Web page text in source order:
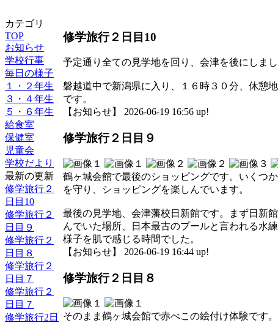
カテゴリ
TOP
お知らせ
学校行事
毎日の様子
１・２年生
３・４年生
５・６年生
給食室
保健室
児童会
学校だより
最新の更新
修学旅行２
日目10
修学旅行２
日目９
修学旅行２
日目８
修学旅行２
日目７
修学旅行２
日目７
修学旅行2日
修学旅行２日目10
予定通り全ての見学地を回り、会津を後にしま
磐越道中で新潟県に入り、１６時３０分、休憩
です。
【お知らせ】 2026-06-19 16:56 up!
修学旅行２日目９
鶴ヶ城会館で最後のショッピングです。いくつ
を守り、ショッピングを楽しんでいます。
最後の見学地、会津藩校日新館です。まず日新
んでいた場所、日本最古のプールと言われる水
様子を肌で感じる時間でした。
【お知らせ】 2026-06-19 16:44 up!
修学旅行２日目８
そのまま鶴ヶ城会館で赤べこの絵付け体験です